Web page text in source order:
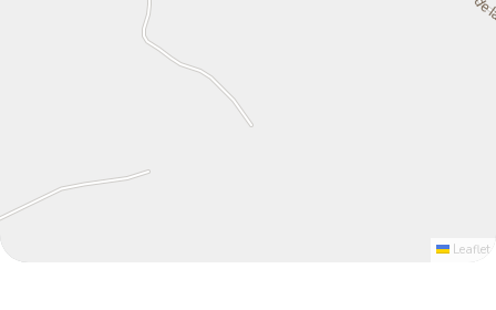
Leaflet